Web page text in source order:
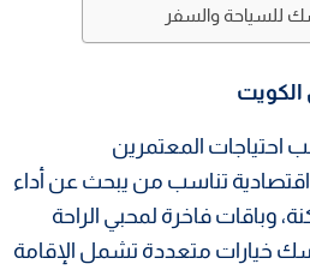
للسياحة والسفر
الكويت
احتياجات المعتمرين
اقتصادية تناسب من يبحث عن أداء
وباقات فاخرة لمحبي الراحة
خيارات متعددة تشمل الإقامة